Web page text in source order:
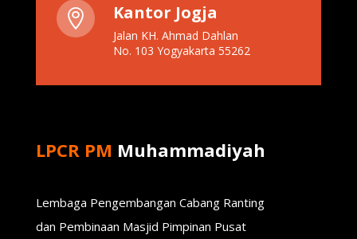
 Kantor Jogja
Jalan KH. Ahmad Dahlan
No. 103 Yogyakarta 55262
LPCR PM Muhammadiyah
Lembaga Pengembangan Cabang Ranting
dan Pembinaan Masjid Pimpinan Pusat